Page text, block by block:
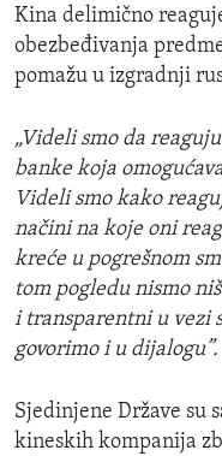
Kina delimično
obezbeđivanja
pomažu u izgradnji
„Videli smo da
banke koja
Videli smo kako
načini na koje oni
kreće u pogrešnom
tom pogledu nismo
i transparentni u vezi
govorimo i u dijalogu”.
Sjedinjene Države su
kineskih kompanija